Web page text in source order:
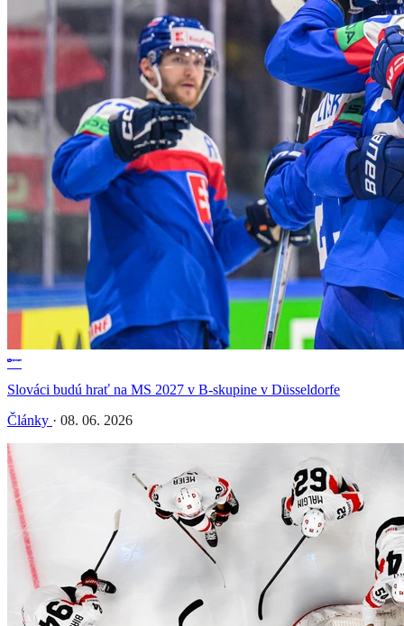
Slováci budú hrať na MS 2027 v B-skupine v Düsseldorfe
Články · 08. 06. 2026